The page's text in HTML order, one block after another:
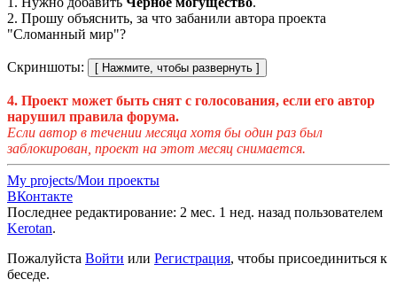
2. Прошу объяснить, за что забанили автора проекта
"Сломанный мир"?
Скриншоты:
4. Проект может быть снят с голосования, если его автор
нарушил правила форума.
Если автор в течении месяца хотя бы один раз был
заблокирован, проект на этот месяц снимается.
My projects/Мои проекты
ВКонтакте
Последнее редактирование: 2 мес. 1 нед. назад пользователем
Kerotan.
Пожалуйста Войти или Регистрация, чтобы присоединиться к
беседе.